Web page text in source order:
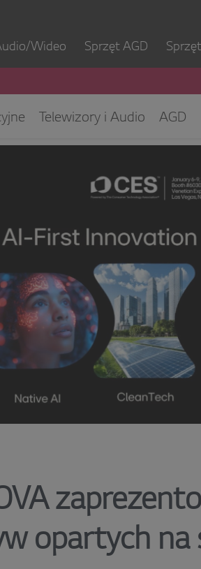
Wideo Sprzęt AGD
Telewizory i Audio
AGD
dla mediów
Biuro Obsługi
opartych na